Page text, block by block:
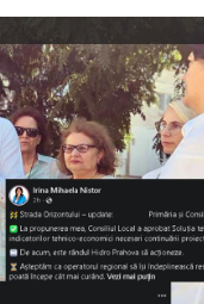
Străzii
Național de